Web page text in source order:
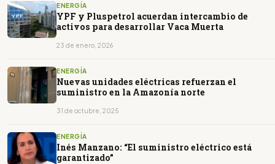
ENERGÍA
YPF y Pluspetrol acuerdan intercambio de
activos para desarrollar Vaca Muerta
23 de enero, 2026
ENERGÍA
Nuevas unidades eléctricas refuerzan el
suministro en la Amazonía norte
31 de octubre, 2025
ENERGÍA
Inés Manzano: “El suministro eléctrico está
garantizado”